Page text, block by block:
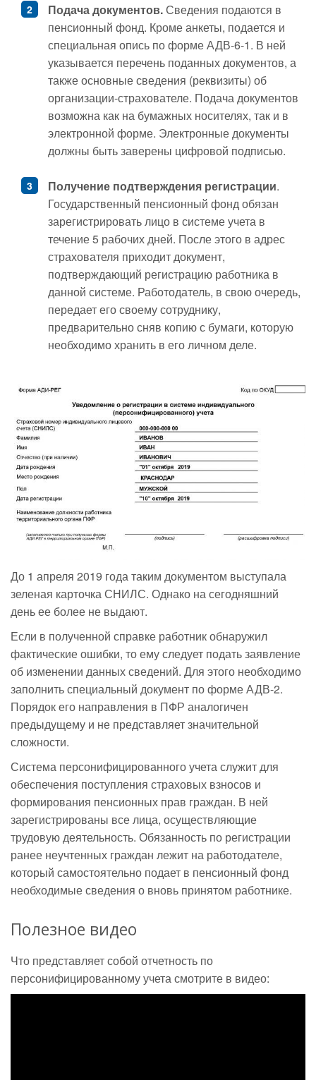
Подача документов.Сведения подаются в
пенсионный фонд. Кроме анкеты, подается и
специальная опись по форме АДВ-6-1. В ней
указывается перечень поданных документов, а
также основные сведения (реквизиты) об
организации-страхователе. Подача документов
возможна как на бумажных носителях, так и в
электронной форме. Электронные документы
должны быть заверены цифровой подписью.
Получение подтверждения регистрации.
Государственный пенсионный фонд обязан
зарегистрировать лицо в системе учета в
течение 5 рабочих дней. После этого в адрес
страхователя приходит документ,
подтверждающий регистрацию работника в
данной системе. Работодатель, в свою очередь,
передает его своему сотруднику,
предварительно сняв копию с бумаги, которую
необходимо хранить в его личном деле.
До 1 апреля 2019 года таким документом выступала
зеленая карточка СНИЛС. Однако на сегодняшний
день ее более не выдают.
Если в полученной справке работник обнаружил
фактические ошибки, то ему следует подать заявление
об изменении данных сведений. Для этого необходимо
заполнить специальный документ по форме АДВ-2.
Порядок его направления в ПФР аналогичен
предыдущему и не представляет значительной
сложности.
Система персонифицированного учета служит для
обеспечения поступления страховых взносов и
формирования пенсионных прав граждан. В ней
зарегистрированы все лица, осуществляющие
трудовую деятельность. Обязанность по регистрации
ранее неучтенных граждан лежит на работодателе,
который самостоятельно подает в пенсионный фонд
необходимые сведения о вновь принятом работнике.
Полезное видео
Что представляет собой отчетность по
персонифицированному учета смотрите в видео: